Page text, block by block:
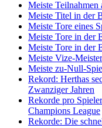
Meiste
Meiste Titel in der
Meiste Tore eines
Meiste Tore in der
Meiste Tore in der
Meiste Vize-
Meiste zu-Null-
Rekord: Herthas
Zwanziger Jahren
Rekorde pro
Champions League
Rekorde: Die